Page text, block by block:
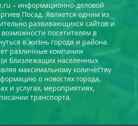
– информационно-деловой
Посад. Является одним из
развивающихся сайтов и
посетителям в
в жизнь города и района.
различные компании
близлежащих населенных
максимальному количеству
о новостях города,
и услугах, мероприятиях,
транспорта.